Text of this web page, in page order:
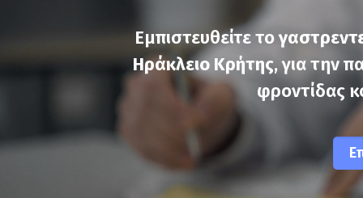
Εμπιστευθείτε το
Ηράκλειο Κρήτης, για την
φροντίδας